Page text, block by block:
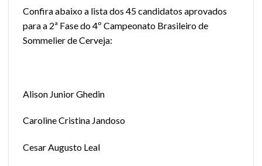
Confira abaixo a lista dos 45 candidatos aprovados
para a 2ª Fase do 4º Campeonato Brasileiro de
Sommelier de Cerveja:
Alison Junior Ghedin
Caroline Cristina Jandoso
Cesar Augusto Leal